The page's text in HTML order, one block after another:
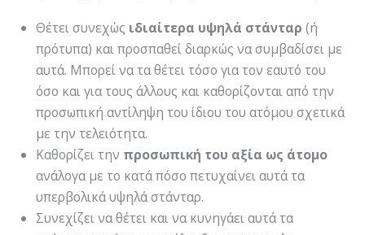
Θέτει συνεχώς ιδιαίτερα υψηλά στάνταρ (ή
πρότυπα) και προσπαθεί διαρκώς να συμβαδίσει με
αυτά. Μπορεί να τα θέτει τόσο για τον εαυτό του
όσο και για τους άλλους και καθορίζονται από την
προσωπική αντίληψη του ίδιου του ατόμου σχετικά
με την τελειότητα.
Καθορίζει την προσωπική του αξία ως άτομο
ανάλογα με το κατά πόσο πετυχαίνει αυτά τα
υπερβολικά υψηλά στάνταρ.
Συνεχίζει να θέτει και να κυνηγάει αυτά τα